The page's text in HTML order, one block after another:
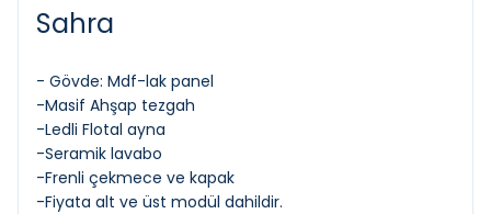
Sahra
- Gövde: Mdf-lak panel
-Masif Ahşap tezgah
-Ledli Flotal ayna
-Seramik lavabo
-Frenli çekmece ve kapak
-Fiyata alt ve üst modül dahildir.